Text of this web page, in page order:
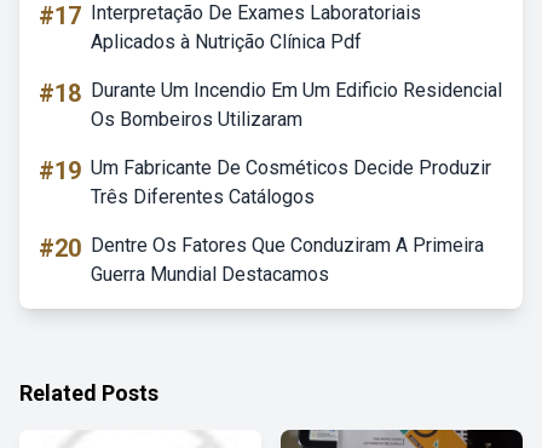
#17 Interpretação De Exames Laboratoriais
Aplicados à Nutrição Clínica Pdf
#18 Durante Um Incendio Em Um Edificio Residencial
Os Bombeiros Utilizaram
#19 Um Fabricante De Cosméticos Decide Produzir
Três Diferentes Catálogos
#20 Dentre Os Fatores Que Conduziram A Primeira
Guerra Mundial Destacamos
Related Posts